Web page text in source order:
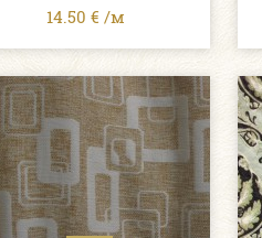
14.50 € /м